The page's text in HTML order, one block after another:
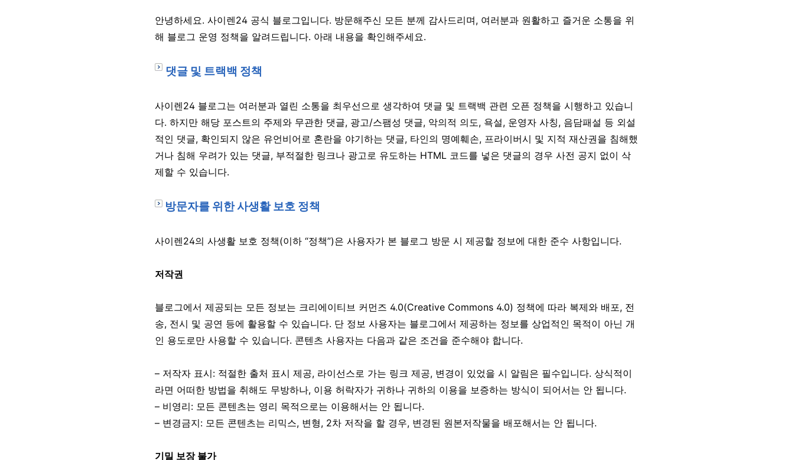
안녕하세요. 사이렌24 공식 블로그입니다. 방문해주신 모든 분께 감사드리며, 여러분과 원활하고 즐거운 소통을 위
해 블로그 운영 정책을 알려드립니다. 아래 내용을 확인해주세요.
댓글 및 트랙백 정책
사이렌24 블로그는 여러분과 열린 소통을 최우선으로 생각하여 댓글 및 트랙백 관련 오픈 정책을 시행하고 있습니
다. 하지만 해당 포스트의 주제와 무관한 댓글, 광고/스팸성 댓글, 악의적 의도, 욕설, 운영자 사칭, 음담패설 등 외설
적인 댓글, 확인되지 않은 유언비어로 혼란을 야기하는 댓글, 타인의 명예훼손, 프라이버시 및 지적 재산권을 침해했
거나 침해 우려가 있는 댓글, 부적절한 링크나 광고로 유도하는 HTML 코드를 넣은 댓글의 경우 사전 공지 없이 삭
제할 수 있습니다.
방문자를 위한 사생활 보호 정책
사이렌24의 사생활 보호 정책(이하 “정책”)은 사용자가 본 블로그 방문 시 제공할 정보에 대한 준수 사항입니다.
저작권
블로그에서 제공되는 모든 정보는 크리에이티브 커먼즈 4.0(Creative Commons 4.0) 정책에 따라 복제와 배포, 전
송, 전시 및 공연 등에 활용할 수 있습니다. 단 정보 사용자는 블로그에서 제공하는 정보를 상업적인 목적이 아닌 개
인 용도로만 사용할 수 있습니다. 콘텐츠 사용자는 다음과 같은 조건을 준수해야 합니다.
– 저작자 표시: 적절한 출처 표시 제공, 라이선스로 가는 링크 제공, 변경이 있었을 시 알림은 필수입니다. 상식적이
라면 어떠한 방법을 취해도 무방하나, 이용 허락자가 귀하나 귀하의 이용을 보증하는 방식이 되어서는 안 됩니다.
– 비영리: 모든 콘텐츠는 영리 목적으로는 이용해서는 안 됩니다.
– 변경금지: 모든 콘텐츠는 리믹스, 변형, 2차 저작을 할 경우, 변경된 원본저작물을 배포해서는 안 됩니다.
기밀 보장 불가